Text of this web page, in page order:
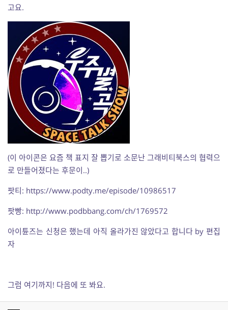
고요.
(이 아이콘은 요즘 책 표지 잘 뽑기로 소문난 그래비티북스의 협력으
로 만들어졌다는 후문이..)
팟티: https://www.podty.me/episode/10986517
팟빵: http://www.podbbang.com/ch/1769572
아이튠즈는 신청은 했는데 아직 올라가진 않았다고 합니다 by 편집
자
그럼 여기까지! 다음에 또 봐요.